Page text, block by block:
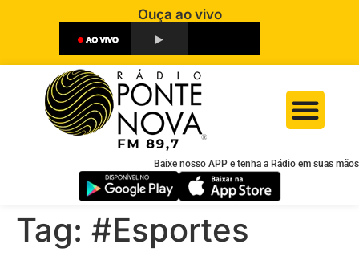
Ouça ao vivo
Baixe nosso APP e tenha a Rádio em suas mãos
Tag: #Esportes